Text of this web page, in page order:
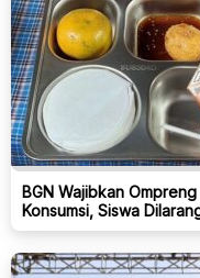
BGN Wajibkan
Konsumsi, Siswa